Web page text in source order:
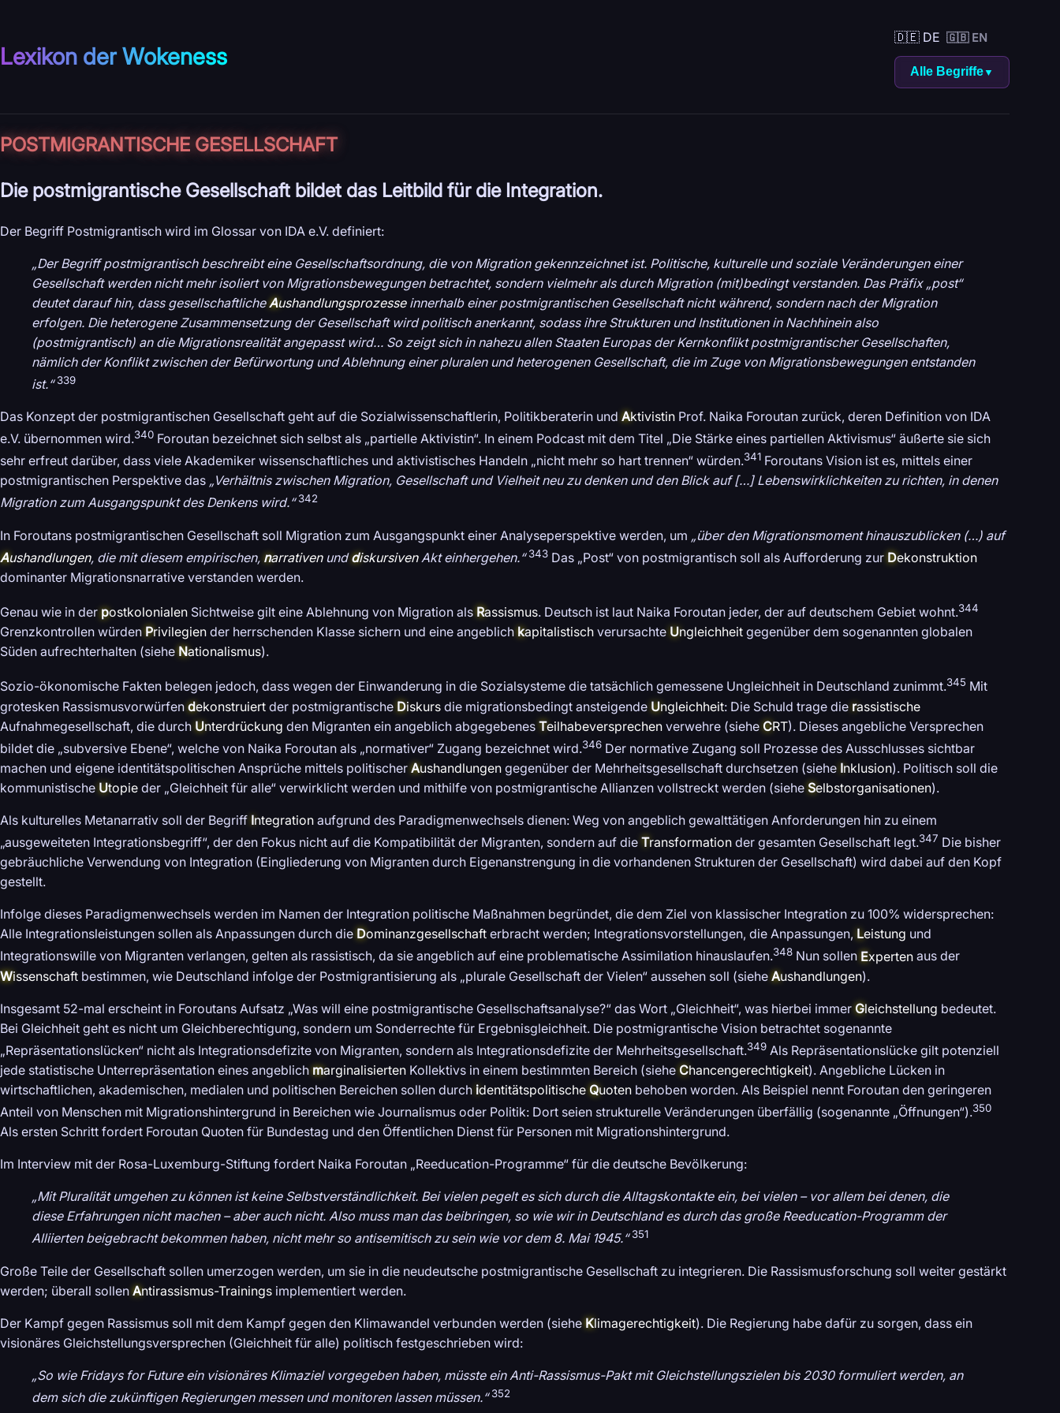
Lexikon der Wokeness
🇩🇪 DE 🇬🇧 EN
Alle Begriffe▼
POSTMIGRANTISCHE GESELLSCHAFT
Die postmigrantische Gesellschaft bildet das Leitbild für die Integration.
Der Begriff Postmigrantisch wird im Glossar von IDA e.V. definiert:
„Der Begriff postmigrantisch beschreibt eine Gesellschaftsordnung, die von Migration gekennzeichnet ist. Politische, kulturelle und soziale Veränderungen einer
Gesellschaft werden nicht mehr isoliert von Migrationsbewegungen betrachtet, sondern vielmehr als durch Migration (mit)bedingt verstanden. Das Präfix „post“
deutet darauf hin, dass gesellschaftlicheAushandlungsprozesseinnerhalb einer postmigrantischen Gesellschaft nicht während, sondern nach der Migration
erfolgen. Die heterogene Zusammensetzung der Gesellschaft wird politisch anerkannt, sodass ihre Strukturen und Institutionen in Nachhinein also
(postmigrantisch) an die Migrationsrealität angepasst wird… So zeigt sich in nahezu allen Staaten Europas der Kernkonflikt postmigrantischer Gesellschaften,
nämlich der Konflikt zwischen der Befürwortung und Ablehnung einer pluralen und heterogenen Gesellschaft, die im Zuge von Migrationsbewegungen entstanden
ist.“ 339
Das Konzept der postmigrantischen Gesellschaft geht auf die Sozialwissenschaftlerin, Politikberaterin und Aktivistin Prof. Naika Foroutan zurück, deren Definition von IDA
e.V. übernommen wird.340 Foroutan bezeichnet sich selbst als „partielle Aktivistin“. In einem Podcast mit dem Titel „Die Stärke eines partiellen Aktivismus“ äußerte sie sich
sehr erfreut darüber, dass viele Akademiker wissenschaftliches und aktivistisches Handeln „nicht mehr so hart trennen“ würden.341 Foroutans Vision ist es, mittels einer
postmigrantischen Perspektive das „Verhältnis zwischen Migration, Gesellschaft und Vielheit neu zu denken und den Blick auf […] Lebenswirklichkeiten zu richten, in denen
Migration zum Ausgangspunkt des Denkens wird.“ 342
In Foroutans postmigrantischen Gesellschaft soll Migration zum Ausgangspunkt einer Analyseperspektive werden, um „über den Migrationsmoment hinauszublicken (…) auf
Aushandlungen, die mit diesem empirischen, narrativenunddiskursivenAkt einhergehen.“ 343 Das „Post“ von postmigrantisch soll als Aufforderung zur Dekonstruktion
dominanter Migrationsnarrative verstanden werden.
Genau wie in derpostkolonialen Sichtweise gilt eine Ablehnung von Migration als Rassismus. Deutsch ist laut Naika Foroutan jeder, der auf deutschem Gebiet wohnt.344
Grenzkontrollen würden Privilegien der herrschenden Klasse sichern und eine angeblich kapitalistisch verursachte Ungleichheit gegenüber dem sogenannten globalen
Süden aufrechterhalten (siehe Nationalismus).
Sozio-ökonomische Fakten belegen jedoch, dass wegen der Einwanderung in die Sozialsysteme die tatsächlich gemessene Ungleichheit in Deutschland zunimmt.345 Mit
grotesken Rassismusvorwürfen dekonstruiert der postmigrantische Diskurs die migrationsbedingt ansteigende Ungleichheit: Die Schuld trage die rassistische
Aufnahmegesellschaft, die durch Unterdrückung den Migranten ein angeblich abgegebenes Teilhabeversprechen verwehre (siehe CRT). Dieses angebliche Versprechen
bildet die „subversive Ebene“, welche von Naika Foroutan als „normativer“ Zugang bezeichnet wird.346 Der normative Zugang soll Prozesse des Ausschlusses sichtbar
machen und eigene identitätspolitischen Ansprüche mittels politischer Aushandlungen gegenüber der Mehrheitsgesellschaft durchsetzen (siehe Inklusion). Politisch soll die
kommunistische Utopie der „Gleichheit für alle“ verwirklicht werden und mithilfe von postmigrantische Allianzen vollstreckt werden (siehe Selbstorganisationen).
Als kulturelles Metanarrativ soll der Begriff Integration aufgrund des Paradigmenwechsels dienen: Weg von angeblich gewalttätigen Anforderungen hin zu einem
„ausgeweiteten Integrationsbegriff“, der den Fokus nicht auf die Kompatibilität der Migranten, sondern auf die Transformation der gesamten Gesellschaft legt.347 Die bisher
gebräuchliche Verwendung von Integration (Eingliederung von Migranten durch Eigenanstrengung in die vorhandenen Strukturen der Gesellschaft) wird dabei auf den Kopf
gestellt.
Infolge dieses Paradigmenwechsels werden im Namen der Integration politische Maßnahmen begründet, die dem Ziel von klassischer Integration zu 100% widersprechen:
Alle Integrationsleistungen sollen als Anpassungen durch die Dominanzgesellschaft erbracht werden; Integrationsvorstellungen, die Anpassungen, Leistung und
Integrationswille von Migranten verlangen, gelten als rassistisch, da sie angeblich auf eine problematische Assimilation hinauslaufen.348 Nun sollen Experten aus der
Wissenschaft bestimmen, wie Deutschland infolge der Postmigrantisierung als „plurale Gesellschaft der Vielen“ aussehen soll (siehe Aushandlungen).
Insgesamt 52-mal erscheint in Foroutans Aufsatz „Was will eine postmigrantische Gesellschaftsanalyse?“ das Wort „Gleichheit“, was hierbei immer Gleichstellung bedeutet.
Bei Gleichheit geht es nicht um Gleichberechtigung, sondern um Sonderrechte für Ergebnisgleichheit. Die postmigrantische Vision betrachtet sogenannte
„Repräsentationslücken“ nicht als Integrationsdefizite von Migranten, sondern als Integrationsdefizite der Mehrheitsgesellschaft.349 Als Repräsentationslücke gilt potenziell
jede statistische Unterrepräsentation eines angeblich marginalisierten Kollektivs in einem bestimmten Bereich (siehe Chancengerechtigkeit). Angebliche Lücken in
wirtschaftlichen, akademischen, medialen und politischen Bereichen sollen durch identitätspolitische Quoten behoben worden. Als Beispiel nennt Foroutan den geringeren
Anteil von Menschen mit Migrationshintergrund in Bereichen wie Journalismus oder Politik: Dort seien strukturelle Veränderungen überfällig (sogenannte „Öffnungen“).350
Als ersten Schritt fordert Foroutan Quoten für Bundestag und den Öffentlichen Dienst für Personen mit Migrationshintergrund.
Im Interview mit der Rosa-Luxemburg-Stiftung fordert Naika Foroutan „Reeducation-Programme“ für die deutsche Bevölkerung:
„Mit Pluralität umgehen zu können ist keine Selbstverständlichkeit. Bei vielen pegelt es sich durch die Alltagskontakte ein, bei vielen – vor allem bei denen, die
diese Erfahrungen nicht machen – aber auch nicht. Also muss man das beibringen, so wie wir in Deutschland es durch das große Reeducation-Programm der
Alliierten beigebracht bekommen haben, nicht mehr so antisemitisch zu sein wie vor dem 8. Mai 1945.“ 351
Große Teile der Gesellschaft sollen umerzogen werden, um sie in die neudeutsche postmigrantische Gesellschaft zu integrieren. Die Rassismusforschung soll weiter gestärkt
werden; überall sollen Antirassismus-Trainings implementiert werden.
Der Kampf gegen Rassismus soll mit dem Kampf gegen den Klimawandel verbunden werden (siehe Klimagerechtigkeit). Die Regierung habe dafür zu sorgen, dass ein
visionäres Gleichstellungsversprechen (Gleichheit für alle) politisch festgeschrieben wird:
„So wie Fridays for Future ein visionäres Klimaziel vorgegeben haben, müsste ein Anti-Rassismus-Pakt mit Gleichstellungszielen bis 2030 formuliert werden, an
dem sich die zukünftigen Regierungen messen und monitoren lassen müssen.“ 352